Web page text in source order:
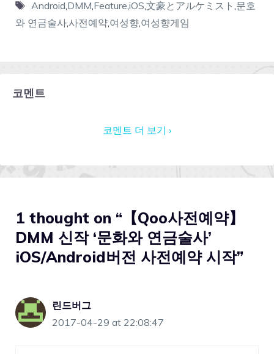
Android,DMM,Feature,iOS,文豪とアルケミスト ,문호
와 연금술사,사전예약,여성향,여성향게임
코멘트
코멘트 더 보기 ›
1 thought on “【Qoo사전예약】
DMM 신작 ‘문화와 연금술사’
iOS/Android버전 사전예약 시작”
린드버그
2017-04-29 at 22:08:47